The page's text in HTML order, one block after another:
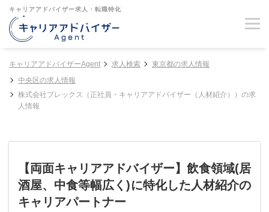
キャリアアドバイザー求人・転職特化
キャリアアドバイザーAgent 求人検索
東京都の求人情報
中央区の求人情報
株式会社プレックス（正社員・キャリアアドバイザー（人材紹介））の求
人情報
【両面キャリアアドバイザー】飲食領域(居
酒屋、中食等幅広く)に特化した人材紹介の
キャリアパートナー